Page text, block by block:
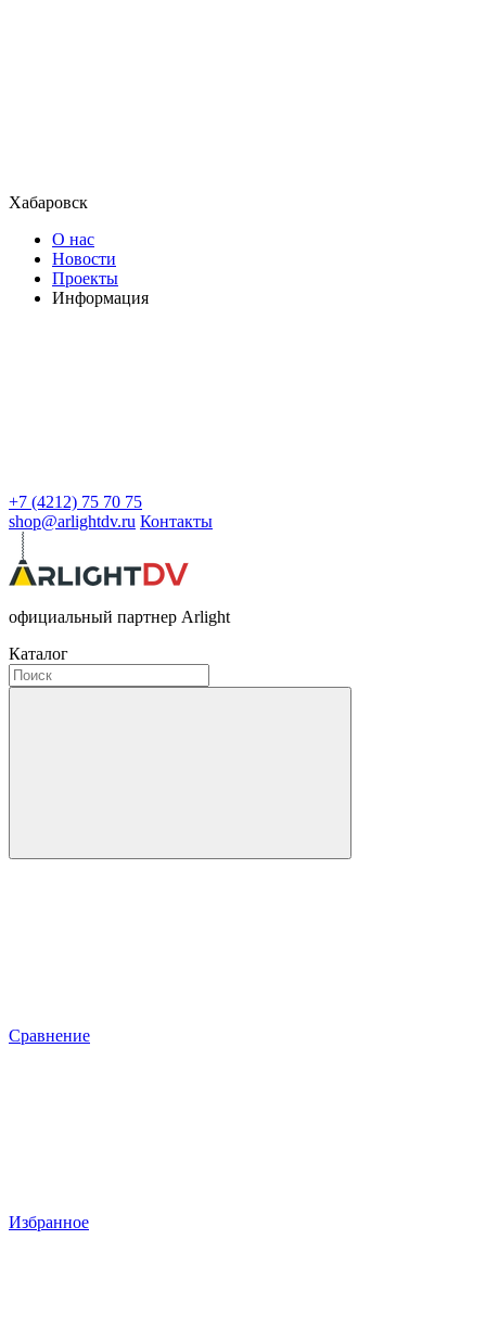
Хабаровск
О нас
Новости
Проекты
Информация
+7 (4212) 75 70 75
shop@arlightdv.ru Контакты
официальный партнер Arlight
Каталог
Сравнение
Избранное